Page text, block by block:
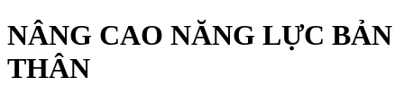
NÂNG CAO NĂNG LỰC BẢN
THÂN